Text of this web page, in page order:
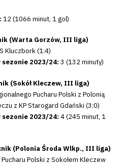
12 (1066 minut, 1 gol)
(Warta Gorzów, III liga)
Kluczbork (1:4)
sezonie 2023/24: 3 (132 minuty)
(Sokół Kleczew, III liga)
Pucharu Polski z Polonią
z KP Starogard Gdański (3:0)
sezonie 2023/24: 4 (245 minut, 1
(Polonia Środa Wlkp., III liga)
Polski z Sokołem Kleczew